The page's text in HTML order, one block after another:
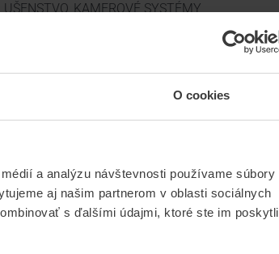
O cookies
a analýzu návštevnosti používame súbory
aj našim partnerom v oblasti sociálnych
s ďalšími údajmi, ktoré ste im poskytli
KAMEROVÉ SYSTÉMY